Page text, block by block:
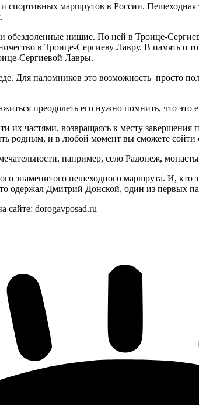
спортивных маршрутов в России.
нищие. По ней в Троице-
в Троице-Сергиеву Лавру. В память о
Сергиевой Лавры.
Для паломников это возможность просто
преодолеть его нужно помнить, что
их частями, возвращаясь к месту
родным, и в любой момент вы сможете
например, село Радонеж,
знаменитого пешеходного маршрута. И,
одержал Дмитрий Донской, один из первых
сайте: dorogavposad.ru